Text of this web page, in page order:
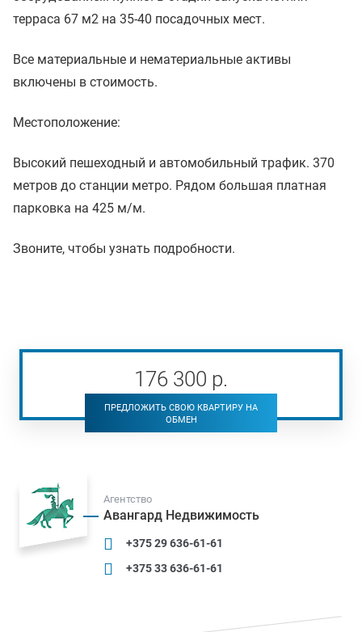
терраса 67 м2 на 35-40 посадочных мест.
Все материальные и нематериальные активы
включены в стоимость.
Местоположение:
Высокий пешеходный и автомобильный трафик. 370
метров до станции метро. Рядом большая платная
парковка на 425 м/м.
Звоните, чтобы узнать подробности.
176 300 р.
ПРЕДЛОЖИТЬ СВОЮ КВАРТИРУ НА
ОБМЕН
Агентство
Авангард Недвижимость
+375 29 636-61-61
+375 33 636-61-61